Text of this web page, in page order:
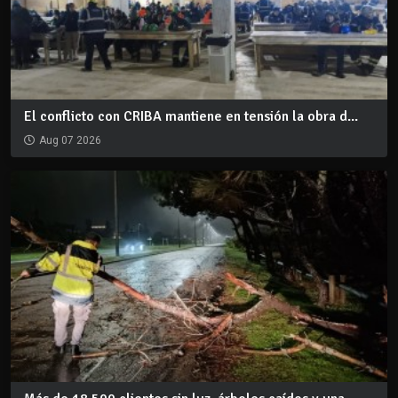
El conflicto con CRIBA mantiene en tensión la obra d...
Aug 07 2026